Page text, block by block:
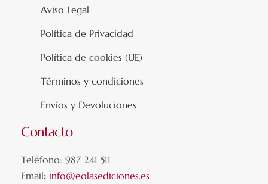
Aviso Legal
Política de Privacidad
Política de cookies (UE)
Términos y condiciones
Envíos y Devoluciones
Contacto
Teléfono: 987 241 511
Email: info@eolasediciones.es